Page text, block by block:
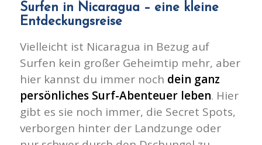
Surfen in Nicaragua – eine kleine
Entdeckungsreise
Vielleicht ist Nicaragua in Bezug auf
Surfen kein großer Geheimtip mehr, aber
hier kannst du immer noch dein ganz
persönliches Surf-Abenteuer leben. Hier
gibt es sie noch immer, die Secret Spots,
verborgen hinter der Landzunge oder